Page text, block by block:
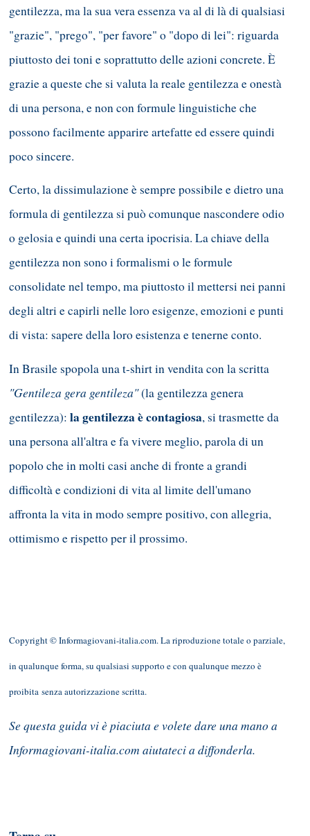
gentilezza, ma la sua vera essenza va al di là di qualsiasi
"grazie", "prego", "per favore" o "dopo di lei": riguarda
piuttosto dei toni e soprattutto delle azioni concrete. È
grazie a queste che si valuta la reale gentilezza e onestà
di una persona, e non con formule linguistiche che
possono facilmente apparire artefatte ed essere quindi
poco sincere.
Certo, la dissimulazione è sempre possibile e dietro una
formula di gentilezza si può comunque nascondere odio
o gelosia e quindi una certa ipocrisia. La chiave della
gentilezza non sono i formalismi o le formule
consolidate nel tempo, ma piuttosto il mettersi nei panni
degli altri e capirli nelle loro esigenze, emozioni e punti
di vista: sapere della loro esistenza e tenerne conto.
In Brasile spopola una t-shirt in vendita con la scritta
"Gentileza gera gentileza"(la gentilezza genera
gentilezza): la gentilezza è contagiosa, si trasmette da
una persona all'altra e fa vivere meglio, parola di un
popolo che in molti casi anche di fronte a grandi
difficoltà e condizioni di vita al limite dell'umano
affronta la vita in modo sempre positivo, con allegria,
ottimismo e rispetto per il prossimo.
Copyright © Informagiovani-italia.com. La riproduzione totale o parziale,
in qualunque forma, su qualsiasi supporto e con qualunque mezzo è
proibita senza autorizzazione scritta.
Se questa guida vi è piaciuta e volete dare una mano a
Informagiovani-italia.com aiutateci a diffonderla.